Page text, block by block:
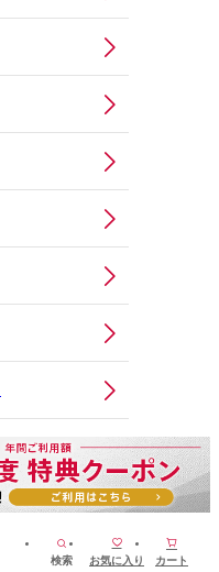
検索 お気に入り カート